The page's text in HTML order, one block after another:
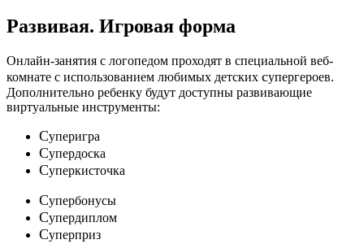
Развивая. Игровая форма
Онлайн-занятия с логопедом проходят в специальной веб-
комнате с использованием любимых детских cупергероев.
Дополнительно ребенку будут доступны развивающие
виртуальные инструменты:
Cуперигра
Cупердоска
Cуперкисточка
Cупербонусы
Cупердиплом
Cуперприз